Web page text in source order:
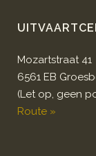
Mozartstraat 41
6561 EB
(Let op, geen
Route »